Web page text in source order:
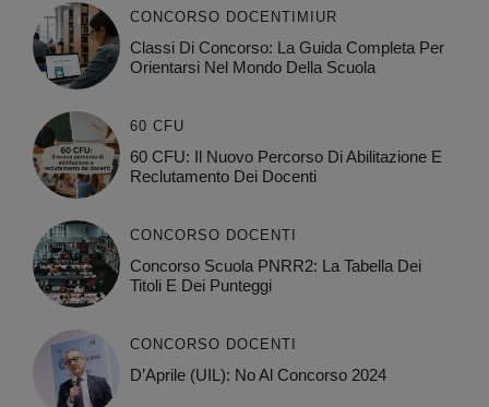
CONCORSO DOCENTI MIUR
Classi Di Concorso: La Guida Completa Per
Orientarsi Nel Mondo Della Scuola
60 CFU
60 CFU: Il Nuovo Percorso Di Abilitazione E
Reclutamento Dei Docenti
CONCORSO DOCENTI
Concorso Scuola PNRR2: La Tabella Dei
Titoli E Dei Punteggi
CONCORSO DOCENTI
D’Aprile (UIL): No Al Concorso 2024